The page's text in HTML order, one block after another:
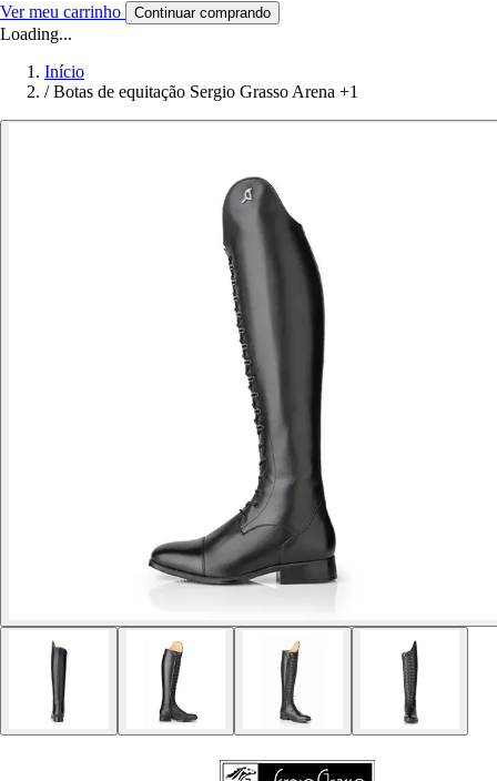
Ver meu carrinho Continuar comprando
Loading...
Início
/ Botas de equitação Sergio Grasso Arena +1